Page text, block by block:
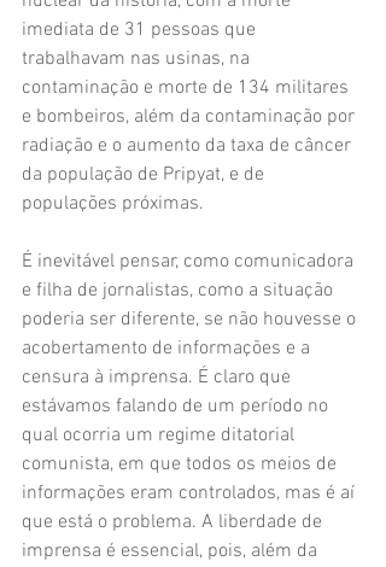
imediata de 31 pessoas que
trabalhavam nas usinas, na
contaminação e morte de 134 militares
e bombeiros, além da contaminação por
radiação e o aumento da taxa de câncer
da população de Pripyat, e de
populações próximas.
É inevitável pensar, como comunicadora
e filha de jornalistas, como a situação
poderia ser diferente, se não houvesse o
acobertamento de informações e a
censura à imprensa. É claro que
estávamos falando de um período no
qual ocorria um regime ditatorial
comunista, em que todos os meios de
informações eram controlados, mas é aí
que está o problema. A liberdade de
imprensa é essencial, pois, além da